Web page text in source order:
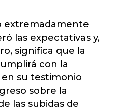
extremadamente
las expectativas y,
significa que la
con la
su testimonio
sobre la
las subidas de